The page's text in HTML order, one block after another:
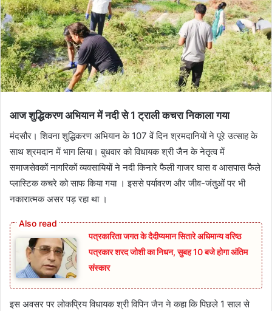
आज शुद्धिकरण अभियान में नदी से 1 ट्राली कचरा निकाला गया
मंदसौर। शिवना शुद्धिकरण अभियान के 107 वें दिन श्रमदानियों ने पूरे उत्साह के
साथ श्रमदान में भाग लिया। बुधवार को विधायक श्री जैन के नेतृत्व में
समाजसेवकों नागरिकों व्यवसायियों ने नदी किनारे फैली गाजर घास व आसपास फैले
प्लास्टिक कचरे को साफ किया गया । इससे पर्यावरण और जीव-जंतुओं पर भी
नकारात्मक असर पड़ रहा था ।
पत्रकारिता जगत के दैदीप्यमान सितारे अधिमान्य वरिष्ठ
पत्रकार शरद जोशी का निधन, सुबह 10 बजे होगा अंतिम
संस्कार
इस अवसर पर लोकप्रिय विधायक श्री विपिन जैन ने कहा कि पिछले 1 साल से